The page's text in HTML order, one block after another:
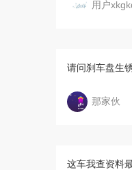
用户
请问刹车盘生
那家伙
这车我查资料